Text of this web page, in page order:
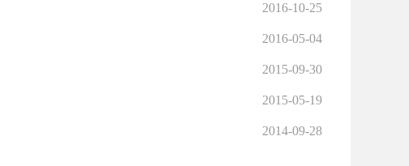
2016-10-25
2016-05-04
2015-09-30
2015-05-19
2014-09-28